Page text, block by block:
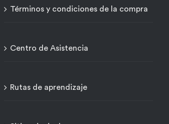
Términos y condiciones de la compra
Centro de Asistencia
Rutas de aprendizaje